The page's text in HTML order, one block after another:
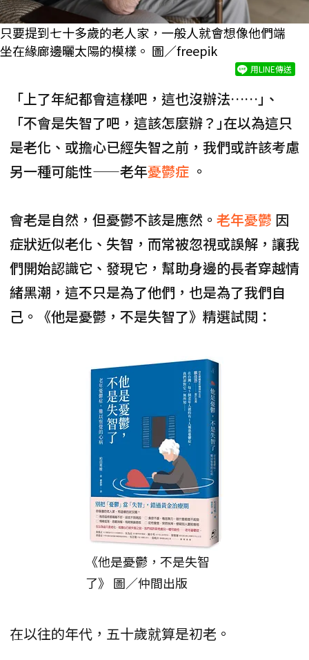
只要提到七十多歲的老人家，一般人就會想像他們端
坐在緣廊邊曬太陽的模樣。 圖／freepik
用LINE傳送
「上了年紀都會這樣吧，這也沒辦法……｣、
「不會是失智了吧，這該怎麼辦？｣在以為這只
是老化、或擔心已經失智之前，我們或許該考慮
另一種可能性——老年憂鬱症 。
會老是自然，但憂鬱不該是應然。 老年憂鬱 因
症狀近似老化、失智，而常被忽視或誤解，讓我
們開始認識它、發現它，幫助身邊的長者穿越情
緒黑潮，這不只是為了他們，也是為了我們自
己。《他是憂鬱，不是失智了》精選試閱：
《他是憂鬱，不是失智
了》 圖／仲間出版
在以往的年代，五十歲就算是初老。